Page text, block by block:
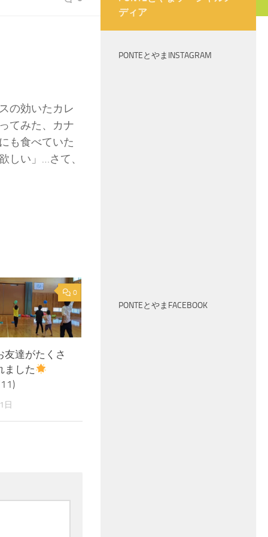
の効いたカレ
てみた、カナ
も食べていた
しい」…さて、
0
友達がたくさ
ました
日
ディア
PONTEとやまINSTAGRAM
PONTEとやまFACEBOOK